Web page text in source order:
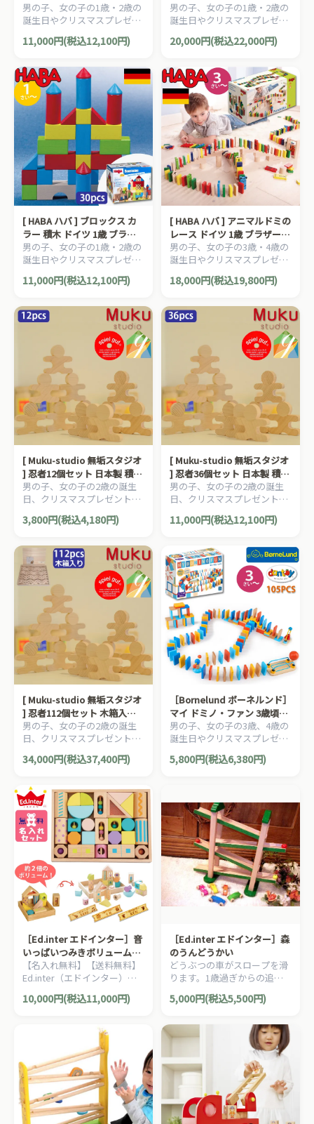
ツ 1歳 ブラザージョルダン 積
み木 知育玩具
男の子、女の子の1歳・2歳の
誕生日やクリスマスプレゼン
トにおすすめの、ドイツ
HABA ハバ社の木のおもち
11,000円(税込12,100円)
ツ 1歳 ブラザージョルダン 積
み木 知育玩具
男の子、女の子の1歳・2歳の
誕生日やクリスマスプレゼン
トにおすすめの、ドイツ
HABA ハバ社の木のおもち
20,000円(税込22,000円)
[ HABA ハバ ] ブロックス カ
ラー 積木 ドイツ 1歳 ブラザ
ージョルダン 積み木 知育玩
具
男の子、女の子の1歳・2歳の
誕生日やクリスマスプレゼン
トにおすすめの、ドイツ
HABA ハバ社の木のおもち
11,000円(税込12,100円)
[ HABA ハバ ] アニマルドミの
レース ドイツ 1歳 ブラザージ
ョルダン 積木 積み木 知育玩
具
男の子、女の子の3歳・4歳の
誕生日やクリスマスプレゼン
トにおすすめの、ドイツ
HABA ハバ社の木のおもち
18,000円(税込19,800円)
[ Muku-studio 無垢スタジオ
] 忍者12個セット 日本製 積み
木 ドミノ バランスゲーム 2歳
グッド・トイ spielgut シュ
ピールグート
男の子、女の子の2歳の誕生
日、クリスマスプレゼントに
おすすめの、Muku-studio 無
垢スタジオの日本製木のおも
す。
3,800円(税込4,180円)
[ Muku-studio 無垢スタジオ
] 忍者36個セット 日本製 積み
木 ドミノ バランスゲーム 2歳
グッド・トイ spielgut シュ
ピールグート
男の子、女の子の2歳の誕生
日、クリスマスプレゼントに
おすすめの、Muku-studio 無
垢スタジオの日本製木のおも
す。
11,000円(税込12,100円)
[ Muku-studio 無垢スタジオ
] 忍者112個セット 木箱入り
名入れセット 日本製 積み木
ドミノ バランスゲーム 2歳 グ
ッド・トイ spielgut シュピ
ールグート
男の子、女の子の2歳の誕生
日、クリスマスプレゼントに
おすすめの、Muku-studio 無
垢スタジオの日本製木のおも
す。
34,000円(税込37,400円)
［Bornelund ボーネルンド］
マイ ドミノ・ファン 3歳頃か
ら 木製ドミノ105ピース 仕掛
け ピタゴラスイッチ
男の子、女の子の3歳、4歳の
誕生日やクリスマスプレゼン
トにオススメのボーネルンド
の木のおもちゃです。
5,800円(税込6,380円)
［Ed.inter エドインター］音
いっぱいつみきボリュームセ
ット 名入れセット 木箱入り
積み木 カラー 25P ガラガラ
幼児教育監修 音の出る積み木
無料 名前入り
【名入れ無料】【送料無料】
Ed.inter（エドインター）の
男の子、女の子の出産祝い、
ハーフバースデー、1歳、2
スプレゼント、におすすめ
の、幼児教室が考えた新しい
おもちゃのカタチ、「決めら
れた遊び方」も「答え」もな
い子供が自分で遊びを創り出
し、長く楽しめるおもちゃ
GENI（ジェニ）シリーズです
。
10,000円(税込11,000円)
［Ed.inter エドインター］森
のうんどうかい
どうぶつの車がスロープを滑
ります。1歳過ぎからの追視
の訓練に最適の、繰り返しの
木製おもちゃです。
5,000円(税込5,500円)